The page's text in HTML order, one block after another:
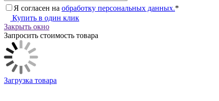
Я согласен на обработку персональных данных.*
Купить в один клик
Закрыть окно
Запросить стоимость товара
Загрузка товара